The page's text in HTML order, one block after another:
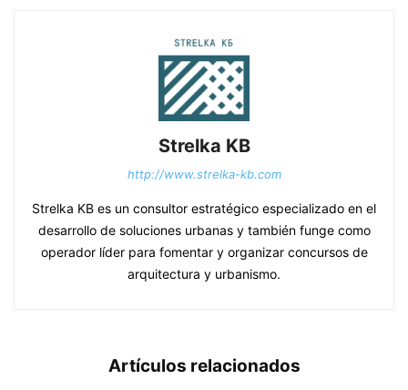
Strelka KB
http://www.strelka-kb.com
Strelka KB es un consultor estratégico especializado en el
desarrollo de soluciones urbanas y también funge como
operador líder para fomentar y organizar concursos de
arquitectura y urbanismo.
Artículos relacionados